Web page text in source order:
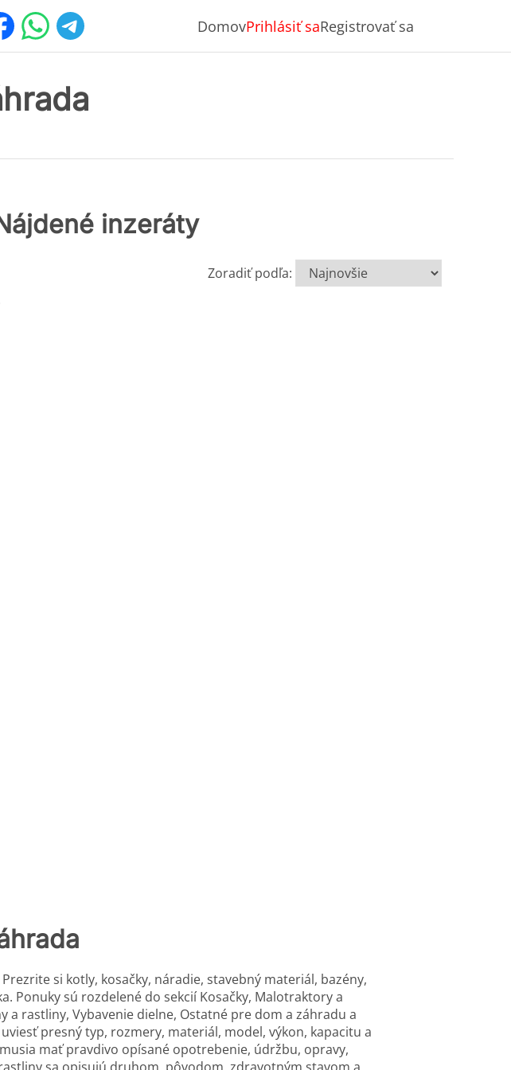
DomovPrihlásiť saRegistrovať sa
inzeráty
Zoradiť podľa:
si kotly, kosačky, náradie, stavebný materiál, bazény,
Ponuky sú rozdelené do sekcií Kosačky, Malotraktory a
a rastliny, Vybavenie dielne, Ostatné pre dom a záhradu a
presný typ, rozmery, materiál, model, výkon, kapacitu a
mať pravdivo opísané opotrebenie, údržbu, opravy,